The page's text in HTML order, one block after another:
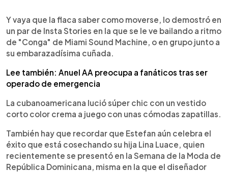
Y vaya que la flaca saber como moverse, lo demostró en
un par de Insta Stories en la que se le ve bailando a ritmo
de "Conga" de Miami Sound Machine, o en grupo junto a
su embarazadísima cuñada.
Lee también: Anuel AA preocupa a fanáticos tras ser
operado de emergencia
La cubanoamericana lució súper chic con un vestido
corto color crema a juego con unas cómodas zapatillas.
También hay que recordar que Estefan aún celebra el
éxito que está cosechando su hija Lina Luace, quien
recientemente se presentó en la Semana de la Moda de
República Dominicana, misma en la que el diseñador